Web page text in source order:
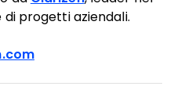
progetti aziendali.